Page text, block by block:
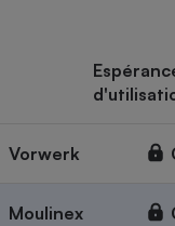
Vorwerk
Moulinex